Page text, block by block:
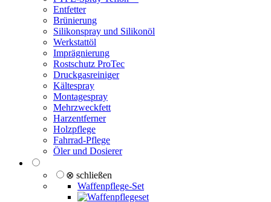
Entfetter
Brünierung
Silikonspray und Silikonöl
Werkstattöl
Imprägnierung
Rostschutz ProTec
Druckgasreiniger
Kältespray
Montagespray
Mehrzweckfett
Harzentferner
Holzpflege
Fahrrad-Pflege
Öler und Dosierer
⊗ schließen
Waffenpflege-Set